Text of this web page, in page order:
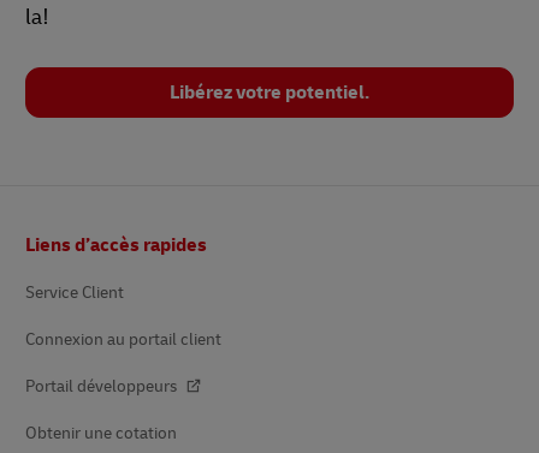
la!
Libérez votre potentiel.
de
Liens d’accès rapides
Service Client
Connexion au portail client
Portail développeurs
Obtenir une cotation